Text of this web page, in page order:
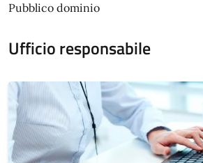
Pubblico dominio
Ufficio responsabile